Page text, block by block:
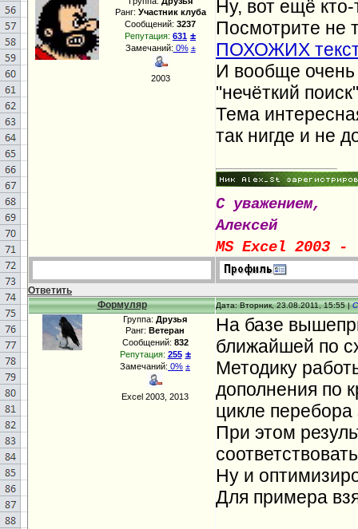
Ранг: Участник клуба
Сообщений: 3237
Репутация: 631 ±
Замечаний: 0% ±
2003
Ну, вот ещё
Посмотрите не
ПОХОЖИХ
И вообще очень
"нечёткий
Тема
так нигде и не
С уважением,
Алексей
MS Excel 2003
Ответить
Формуляр
Дата: Вторник, 23.08.2011, 15:55 |
Группа: Друзья
Ранг: Ветеран
Сообщений: 832
Репутация: 255 ±
Замечаний: 0% ±
Excel 2003, 2013
На базе
ближайшей по
Методику
дополнения по
цикле перебора
При этом
Ну и
Для примера